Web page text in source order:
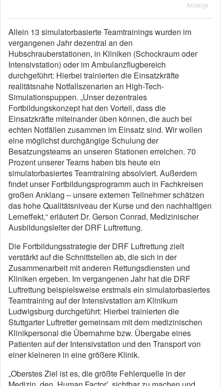
Anzeige
Allein 13 simulatorbasierte Teamtrainings wurden im
vergangenen Jahr dezentral an den
Hubschrauberstationen, in Kliniken (Schockraum oder
Intensivstation) oder im Ambulanzflugbereich
durchgeführt: Hierbei trainierten die Einsatzkräfte
realitätsnahe Notfallszenarien an High-Tech-
Simulationspuppen. „Unser dezentrales
Fortbildungskonzept hat den Vorteil, dass die
Einsatzkräfte miteinander üben können, die auch bei
echten Notfällen zusammen im Einsatz sind. Wir wollen
eine möglichst durchgängige Schulung der
Besatzungsteams an unseren Stationen erreichen. 70
Prozent unserer Teams haben bis heute ein
simulatorbasiertes Teamtraining absolviert. Außerdem
findet unser Fortbildungsprogramm auch in Fachkreisen
großen Anklang – unsere externen Teilnehmer schätzen
das hohe Qualitätsniveau der Kurse und den nachhaltigen
Lerneffekt,“ erläutert Dr. Gerson Conrad, Medizinischer
Ausbildungsleiter der DRF Luftrettung.
Die Fortbildungsstrategie der DRF Luftrettung zielt
verstärkt auf die Schnittstellen ab, die sich in der
Zusammenarbeit mit anderen Rettungsdiensten und
Kliniken ergeben. Im vergangenen Jahr hat die DRF
Luftrettung beispielsweise erstmals ein simulatorbasiertes
Teamtraining auf der Intensivstation am Klinikum
Ludwigsburg durchgeführt: Hierbei trainierten die
Stuttgarter Luftretter gemeinsam mit dem medizinischen
Klinikpersonal die Übernahme bzw. Übergabe eines
Patienten auf der Intensivstation und den Transport von
einer kleineren in eine größere Klinik.
„Oberstes Ziel ist es, die größte Fehlerquelle in der